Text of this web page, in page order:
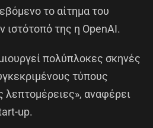
το αίτημα του
ιστότοπό της η OpenAI.
πολύπλοκες σκηνές
τύπους
λεπτομέρειες», αναφέρει
up.